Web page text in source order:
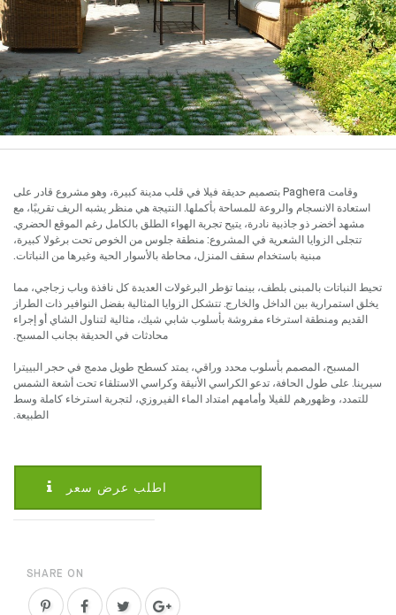
وقامت Paghera بتصميم حديقة فيلا في قلب مدينة كبيرة، وهو مشروع قادر على
استعادة الانسجام والروعة للمساحة بأكملها. النتيجة هي منظر يشبه الريف تقريبًا، مع
مشهد أخضر ذو جاذبية نادرة، يتيح تجربة الهواء الطلق بالكامل رغم الموقع الحضري.
تتجلى الزوايا الشعرية في المشروع: منطقة جلوس من الخوص تحت برغولا كبيرة،
مبنية باستخدام سقف المنزل، محاطة بالأسوار الحية وغيرها من النباتات.
تحيط النباتات بالمبنى بلطف، بينما تؤطر البرغولات العديدة كل نافذة وباب زجاجي، مما
يخلق استمرارية بين الداخل والخارج. تتشكل الزوايا المثالية بفضل النوافير ذات الطراز
القديم ومنطقة استرخاء مفروشة بأسلوب شابي شيك، مثالية لتناول الشاي أو إجراء
محادثات في الحديقة بجانب المسبح.
المسبح، المصمم بأسلوب محدد وراقي، يمتد كسطح طويل مدمج في حجر البييترا
سيرينا. على طول الحافة، تدعو الكراسي الأنيقة وكراسي الاستلقاء تحت أشعة الشمس
للتمدد، وظهورهم للفيلا وأمامهم امتداد الماء الفيروزي، لتجربة استرخاء كاملة وسط
الطبيعة.
اطلب عرض سعر
SHARE ON